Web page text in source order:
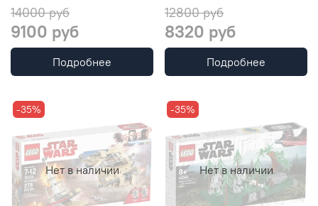
14000 руб
9100 руб
Подробнее
12800 руб
8320 руб
Подробнее
Нет в наличии
-35%
Нет в наличии
-35%